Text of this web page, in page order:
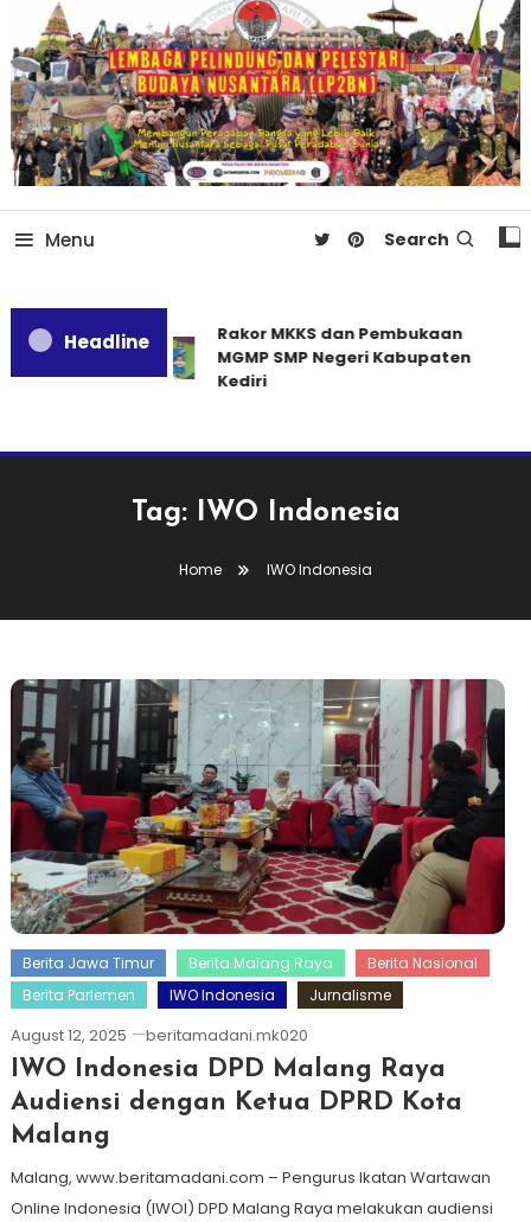
Menu Search
Headline
Rakor MKKS dan Pembukaan
MGMP SMP Negeri Kabupaten
Kediri
Tag: IWO Indonesia
Home IWO Indonesia
Berita Jawa Timur Berita Malang Raya
Berita Nasional
Berita Parlemen
IWO Indonesia Jurnalisme
August 12, 2025 beritamadani.mk020
IWO Indonesia DPD Malang Raya
Audiensi dengan Ketua DPRD Kota
Malang
Malang, www.beritamadani.com – Pengurus Ikatan Wartawan
Online Indonesia (IWOI) DPD Malang Raya melakukan audiensi